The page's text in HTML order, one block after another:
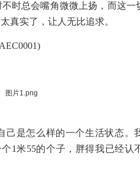
时总会嘴角微微上扬，而这一
真实了，让人无比追求。
是怎么样的一个生活状态。
1米55的个子，胖得我已经认